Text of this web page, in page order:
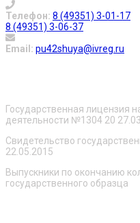
Телефон: 8 (49351) 3-01-17
8 (49351) 3-06-37
Email: pu42shuya@ivreg.ru
Государственная лицензия
деятельности №1304 20
Свидетельство
22.05.2015
Выпускники по окончанию
государственного образца